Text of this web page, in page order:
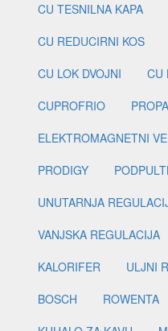
CU TESNILNA KAPA
CU REDUCIRNI KOS
CU LOK DVOJNI
CU
CUPROFRIO
ELEKTROMAGNETNI
PRODIGY
UNUTARNJA
VANJSKA REGULACIJA
KALORIFER
ULJNI
BOSCH
ROWENTA